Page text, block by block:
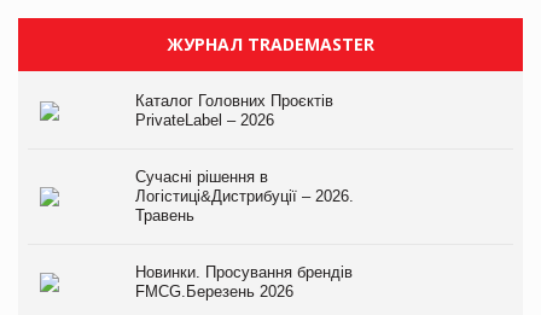
ЖУРНАЛ TRADEMASTER
Каталог Головних Проєктів
PrivateLabel – 2026
Сучасні рішення в
Логістиці&Дистрибуції – 2026.
Травень
Новинки. Просування брендів
FMCG.Березень 2026